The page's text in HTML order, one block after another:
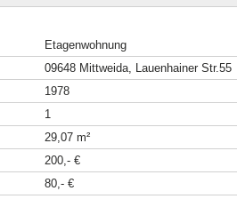
Etagenwohnung
09648 Mittweida, Lauenhainer Str.55
1978
1
29,07 m²
200,- €
80,- €